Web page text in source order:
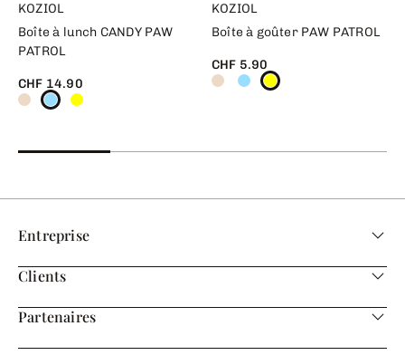
KOZIOL
Boîte à lunch CANDY PAW
PATROL
CHF 14.90
KOZIOL
Boîte à goûter PAW PATROL
CHF 5.90
Entreprise
Clients
Partenaires